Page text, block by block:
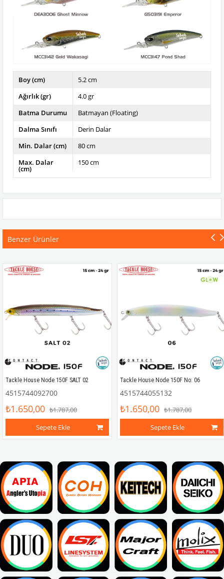
Boy (cm)
5.2 cm
Ağırlık (gr)
4.0 gr
Batma Durumu
Batmayan (Floating)
Dalma Sınıfı
Derin Dalar
Min. Dalar (cm)
80 cm
Max. Dalar
(cm)
150 cm
Benzer Ürünler
Tackle House Node 150F SALT 02
4515744092700
₺1.650,00 ₺1.787,00
Sepete Ekle
Tackle House Node 150F No: 06
4515744055132
₺1.650,00 ₺1.787,00
Sepete Ekle